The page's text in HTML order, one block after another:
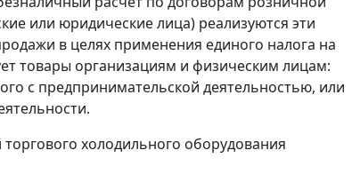
или юридические лица) реализуются эти
в целях применения единого налога на
товары организациям и физическим лицам:
с предпринимательской деятельностью, или
холодильного оборудования